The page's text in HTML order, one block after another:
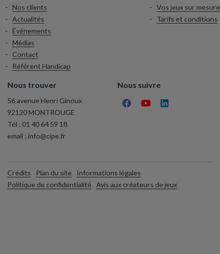
Nos clients
Actualités
Événements
Médias
Contact
Référent Handicap
Vos jeux sur mesure
Tarifs et conditions
Nous trouver
56 avenue Henri Ginoux
92120 MONTROUGE
Tél : 01 40 64 59 18
email : info@cipe.fr
Nous suivre
Crédits Plan du site
Informations légales
Politique de confidentialité
Avis aux créateurs de jeux